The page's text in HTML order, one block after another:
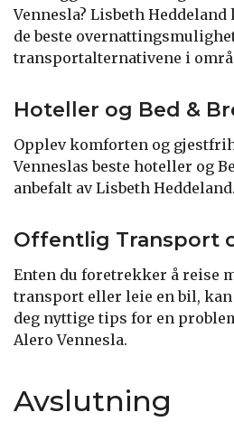
Vennesla? Lisbeth Heddeland
de beste
transportalternativene i
Hoteller og Bed &
Opplev komforten og
Venneslas beste hoteller og
anbefalt av Lisbeth Heddeland.
Offentlig Transport
Enten du foretrekker å reise
transport eller leie en bil, kan
deg nyttige tips for en
Alero Vennesla.
Avslutning